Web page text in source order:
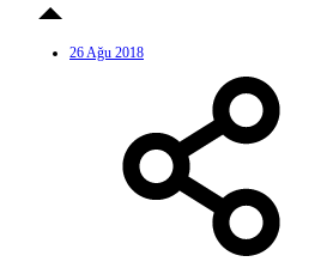
26 Ağu 2018